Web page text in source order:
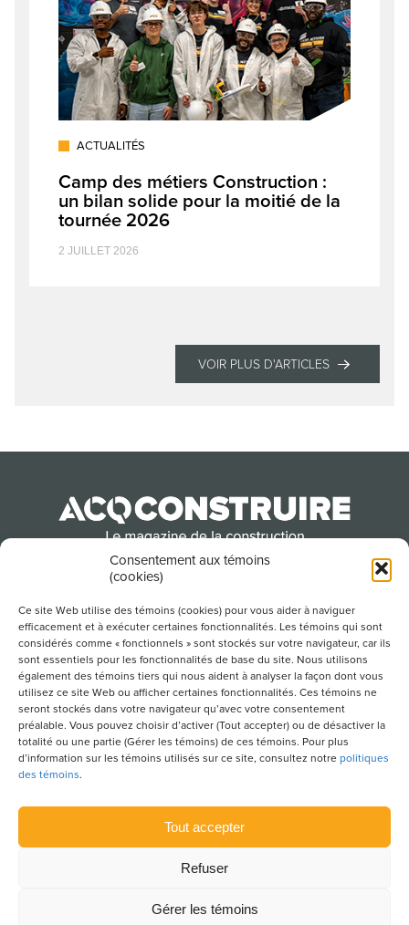
Consentement aux témoins
(cookies)
Ce site Web utilise des témoins (cookies) pour vous aider à naviguer
efficacement et à exécuter certaines fonctionnalités. Les témoins qui sont
considérés comme « fonctionnels » sont stockés sur votre navigateur, car ils
sont essentiels pour les fonctionnalités de base du site. Nous utilisons
également des témoins tiers qui nous aident à analyser la façon dont vous
utilisez ce site Web ou afficher certaines fonctionnalités. Ces témoins ne
seront stockés dans votre navigateur qu’avec votre consentement
préalable. Vous pouvez choisir d’activer (Tout accepter) ou de désactiver la
totalité ou une partie (Gérer les témoins) de ces témoins. Pour plus
d’information sur les témoins utilisés sur ce site, consultez notre politiques
des témoins.
Tout accepter
Refuser
Gérer les témoins
ACTUALITÉS
Camp des métiers Construction :
un bilan solide pour la moitié de la
tournée 2026
2 JUILLET 2026
VOIR PLUS D'ARTICLES
Québec
POUR S’ABONNER À NOTRE INFOLETTRE
LIENS UTILES
POLITIQUE DE CONFIDENTIALITÉ
PLAN DU SITE